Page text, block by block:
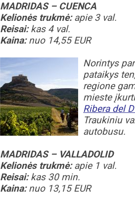
MADRIDAS – CUENCA
Kelionės trukmė:apie 3 val.
Reisai:kas 4 val.
Kaina:nuo 14,55 EUR
Norintys
pataikys
regione
mieste
Ribera del
Traukiniu
autobusu.
MADRIDAS – VALLADOLID
Kelionės trukmė:apie 1 val.
Reisai:kas 30 min.
Kaina:nuo 13,15 EUR